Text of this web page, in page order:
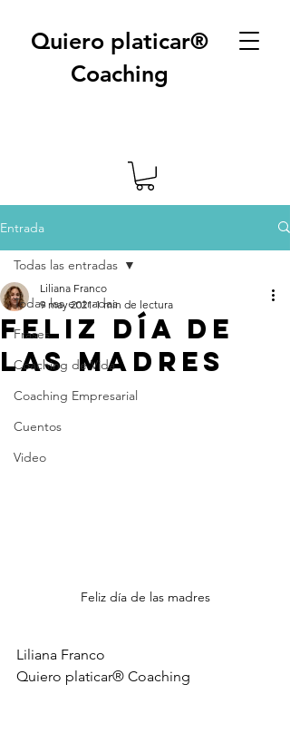
Quiero platicar®
Coaching
Entrada
Todas las entradas
Frases
Coaching de Vida
Coaching Empresarial
Cuentos
Video
Todas las entradas
Feliz día de
las Madres
Liliana Franco
9 may 2021 1 min de lectura
Feliz día de las madres
Liliana Franco
Quiero platicar® Coaching